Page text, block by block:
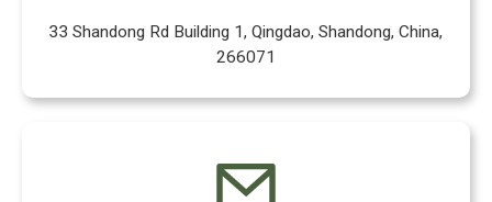
33 Shandong Rd Building 1, Qingdao, Shandong, China,
266071